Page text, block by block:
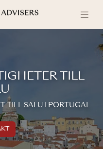
TILL
TILL SALU I PORTUGAL